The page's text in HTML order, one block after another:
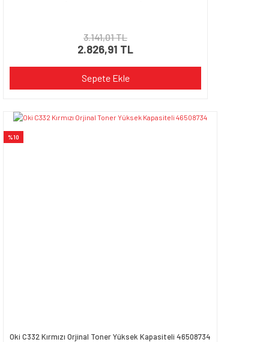
3.141,01 TL
2.826,91 TL
Sepete Ekle
%10
Oki C332 Kırmızı Orjinal Toner Yüksek Kapasiteli 46508734